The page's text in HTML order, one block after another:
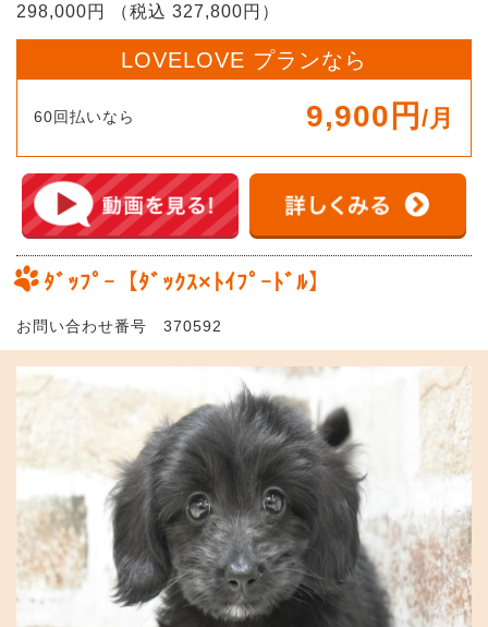
298,000円 （税込 327,800円）
LOVELOVE プランなら
60回払いなら 9,900円 /月
ﾀﾞｯﾌﾟｰ【ﾀﾞｯｸｽ×ﾄｲﾌﾟｰﾄﾞﾙ】
お問い合わせ番号 370592